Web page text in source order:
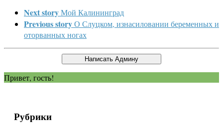
Next storyМой Калининград
Previous storyО Слуцком, изнасиловании беременных и
оторванных ногах
Привет, гость!
Рубрики